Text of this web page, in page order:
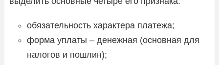
обязательность характера платежа;
форма уплаты – денежная (основная для
налогов и пошлин);